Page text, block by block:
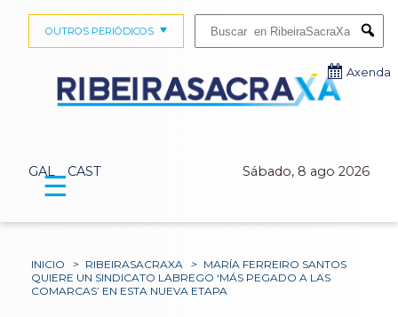
GAL CAST Sábado, 8 ago 2026
OUTROS PERIÓDICOS
Axenda
☰
INICIO > RIBEIRASACRAXA > MARÍA FERREIRO SANTOS
QUIERE UN SINDICATO LABREGO ‘MÁS PEGADO A LAS
COMARCAS’ EN ESTA NUEVA ETAPA